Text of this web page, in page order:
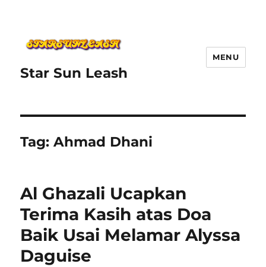
Star Sun Leash
MENU
Tag:Ahmad Dhani
Al Ghazali Ucapkan
Terima Kasih atas Doa
Baik Usai Melamar Alyssa
Daguise